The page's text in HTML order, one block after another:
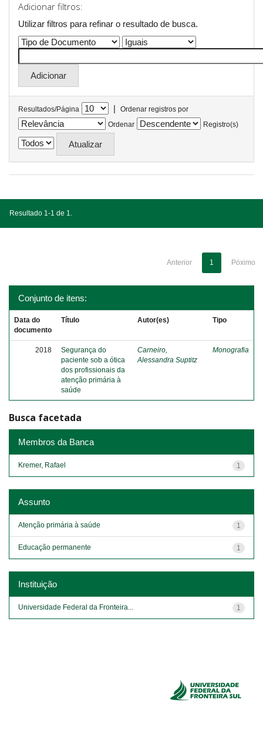
Adicionar filtros:
Utilizar filtros para refinar o resultado de busca.
Resultados/Página |
Ordenar registros por
Ordenar
Registro(s)
Resultado 1-1 de 1.
Anterior 1 Póximo
Conjunto de itens:
Data do
documento
Título Autor(es) Tipo
2018
Segurança do
paciente sob a ótica
dos profissionais da
atenção primária à
saúde
Carneiro,
Alessandra Suptitz
Monografia
Busca facetada
Membros da Banca
1
Kremer, Rafael
Assunto
1
Atenção primária à saúde
1
Educação permanente
Instituição
1
Universidade Federal da Fronteira...